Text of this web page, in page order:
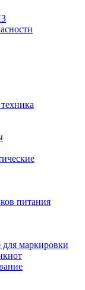
питания
маркировки